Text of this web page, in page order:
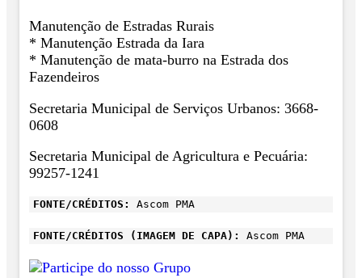
Manutenção de Estradas Rurais
* Manutenção Estrada da Iara
* ⁠Manutenção de mata-burro na Estrada dos
Fazendeiros
Secretaria Municipal de Serviços Urbanos: 3668-
0608
Secretaria Municipal de Agricultura e Pecuária:
99257-1241
FONTE/CRÉDITOS: Ascom PMA
FONTE/CRÉDITOS (IMAGEM DE CAPA): Ascom PMA